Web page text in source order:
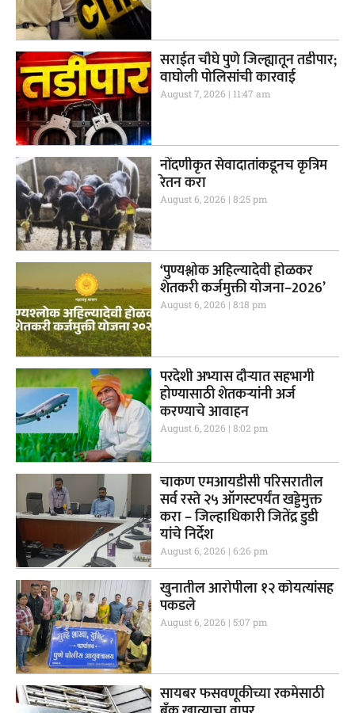
सराईत चौघे पुणे जिल्ह्यातून तडीपार;
वाघोली पोलिसांची कारवाई
August 7, 2026 11:47 am
नोंदणीकृत सेवादातांकडूनच कृत्रिम
रेतन करा
August 6, 2026 8:25 pm
‘पुण्यश्लोक अहिल्यादेवी होळकर
शेतकरी कर्जमुक्ती योजना–2026’
August 6, 2026 8:18 pm
परदेशी अभ्यास दौऱ्यात सहभागी
होण्यासाठी शेतकऱ्यांनी अर्ज
करण्याचे आवाहन
August 6, 2026 8:02 pm
चाकण एमआयडीसी परिसरातील
सर्व रस्ते २५ ऑगस्टपर्यंत खड्डेमुक्त
करा – जिल्हाधिकारी जितेंद्र डुडी
यांचे निर्देश
August 6, 2026 6:26 pm
खुनातील आरोपीला १२ कोयत्यांसह
पकडले
August 6, 2026 5:07 pm
सायबर फसवणूकीच्या रकमेसाठी